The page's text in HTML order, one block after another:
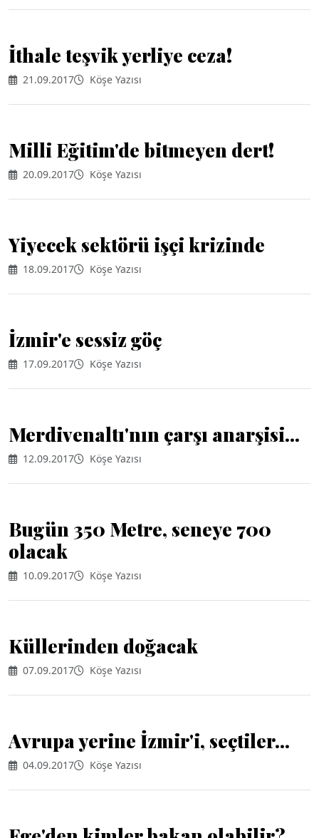
İthale teşvik yerliye ceza!
21.09.2017 Köşe Yazısı
Milli Eğitim'de bitmeyen dert!
20.09.2017 Köşe Yazısı
Yiyecek sektörü işçi krizinde
18.09.2017 Köşe Yazısı
İzmir'e sessiz göç
17.09.2017 Köşe Yazısı
Merdivenaltı'nın çarşı anarşisi...
12.09.2017 Köşe Yazısı
Bugün 350 Metre, seneye 700
olacak
10.09.2017 Köşe Yazısı
Küllerinden doğacak
07.09.2017 Köşe Yazısı
Avrupa yerine İzmir'i, seçtiler...
04.09.2017 Köşe Yazısı